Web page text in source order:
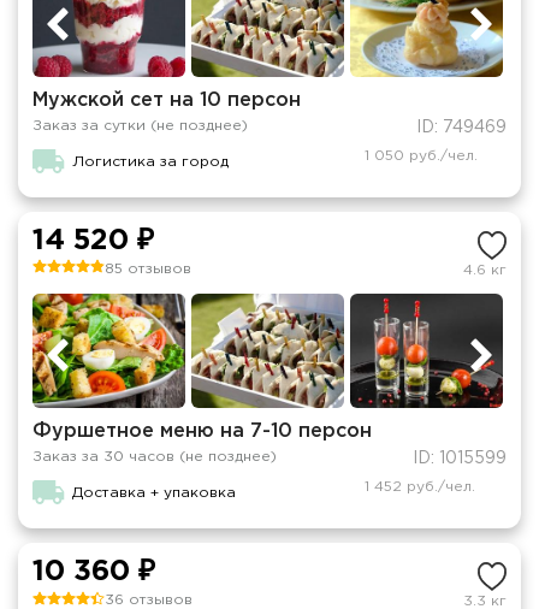
Мужской сет на 10 персон
Заказ за сутки (не позднее) ID: 749469
Логистика за город 1 050 руб./чел.
14 520 ₽
85 отзывов 4.6 кг
Фуршетное меню на 7-10 персон
Заказ за 30 часов (не позднее) ID: 1015599
Доставка + упаковка 1 452 руб./чел.
10 360 ₽
36 отзывов 3.3 кг